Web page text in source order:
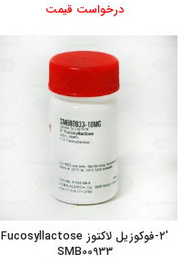
درخواست قیمت
۲′-فوکوزیل لاکتوز Fucosyllactose
SMB00933